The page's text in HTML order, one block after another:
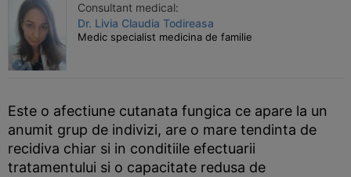
Consultant medical:
Dr. Livia Claudia Todireasa
Medic specialist medicina de familie
Este o afectiune cutanata fungica ce apare la un
anumit grup de indivizi, are o mare tendinta de
recidiva chiar si in conditiile efectuarii
tratamentului si o capacitate redusa de